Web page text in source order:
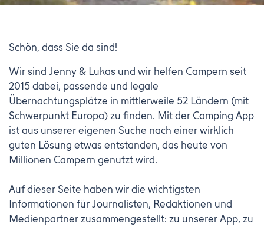
Schön, dass Sie da sind!
Wir sind Jenny & Lukas und wir helfen Campern seit
2015 dabei, passende und legale
Übernachtungsplätze in mittlerweile 52 Ländern (mit
Schwerpunkt Europa) zu finden. Mit der Camping App
ist aus unserer eigenen Suche nach einer wirklich
guten Lösung etwas entstanden, das heute von
Millionen Campern genutzt wird.
Auf dieser Seite haben wir die wichtigsten
Informationen für Journalisten, Redaktionen und
Medienpartner zusammengestellt: zu unserer App, zu